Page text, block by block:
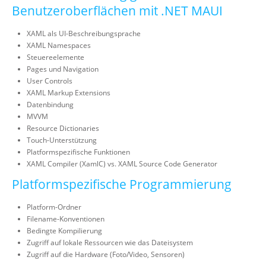
Benutzeroberflächen mit .NET MAUI
XAML als UI-Beschreibungsprache
XAML Namespaces
Steuereelemente
Pages und Navigation
User Controls
XAML Markup Extensions
Datenbindung
MVVM
Resource Dictionaries
Touch-Unterstützung
Platformspezifische Funktionen
XAML Compiler (XamlC) vs. XAML Source Code Generator
Platformspezifische Programmierung
Platform-Ordner
Filename-Konventionen
Bedingte Kompilierung
Zugriff auf lokale Ressourcen wie das Dateisystem
Zugriff auf die Hardware (Foto/Video, Sensoren)